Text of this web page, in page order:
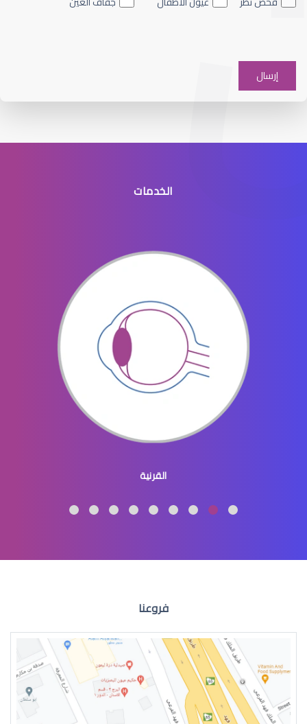
عيون الاطفال الخدج
عيون الاطفال المنتفخه
عيون الاطفال المنغوليين
عيون الطفل الرضيع
الخدمات
القرنية
فروعنا